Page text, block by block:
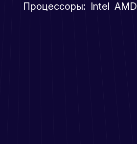
Процессоры: Intel AMD